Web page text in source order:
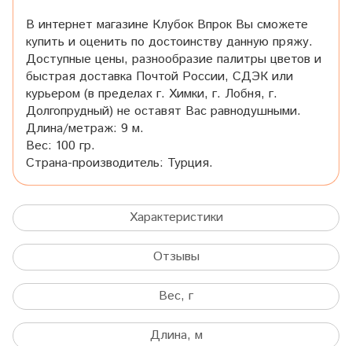
В интернет магазине Клубок Впрок Вы сможете
купить и оценить по достоинству данную пряжу.
Доступные цены, разнообразие палитры цветов и
быстрая доставка Почтой России, СДЭК или
курьером (в пределах г. Химки, г. Лобня, г.
Долгопрудный) не оставят Вас равнодушными.
Длина/метраж: 9 м.
Вес: 100 гр.
Страна-производитель: Турция.
Характеристики
Отзывы
Вес, г
Длина, м